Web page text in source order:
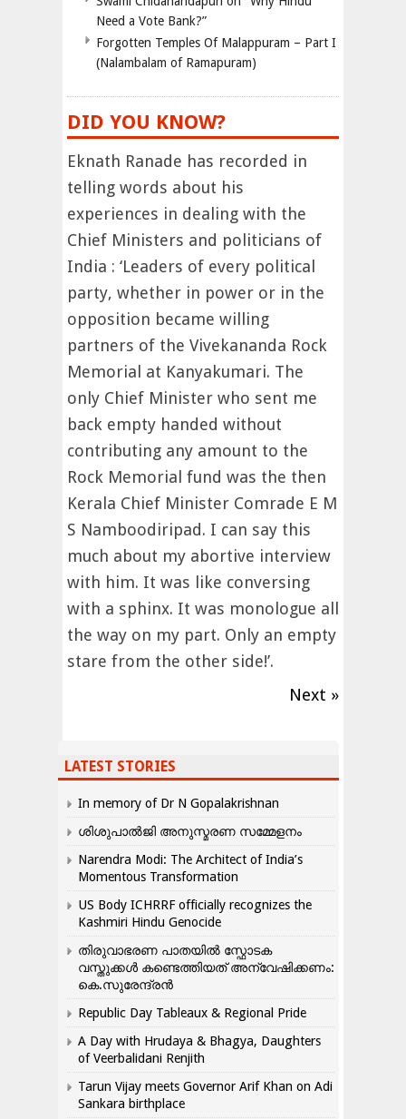
Need a Vote Bank?”
Forgotten Temples Of Malappuram – Part I
(Nalambalam of Ramapuram)
DID YOU KNOW?
Eknath Ranade has recorded in
telling words about his
experiences in dealing with the
Chief Ministers and politicians of
India : ‘Leaders of every political
party, whether in power or in the
opposition became willing
partners of the Vivekananda Rock
Memorial at Kanyakumari. The
only Chief Minister who sent me
back empty handed without
contributing any amount to the
Rock Memorial fund was the then
Kerala Chief Minister Comrade E M
S Namboodiripad. I can say this
much about my abortive interview
with him. It was like conversing
with a sphinx. It was monologue all
the way on my part. Only an empty
stare from the other side!’.
Next »
LATEST STORIES
In memory of Dr N Gopalakrishnan
ശിശുപാൽജി അനുസ്മരണ സമ്മേളനം
Narendra Modi: The Architect of India’s
Momentous Transformation
US Body ICHRRF officially recognizes the
Kashmiri Hindu Genocide
തിരുവാഭരണ പാതയിൽ സ്ഫോടക
വസ്തുക്കൾ കണ്ടെത്തിയത് അന്വേഷിക്കണം:
കെ.സുരേന്ദ്രൻ
Republic Day Tableaux & Regional Pride
A Day with Hrudaya & Bhagya, Daughters
of Veerbalidani Renjith
Tarun Vijay meets Governor Arif Khan on Adi
Sankara birthplace